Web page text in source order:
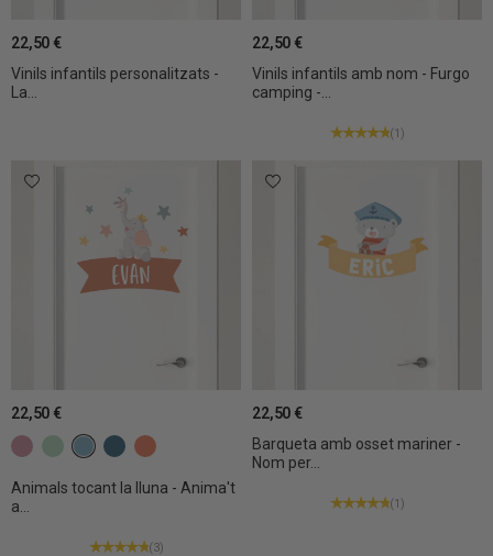
Vinils infantils personalitzats -
La...
22,50 €
Vinils infantils amb nom - Furgo
camping -...
22,50 €
(1)
Animals tocant la lluna - Anima't
a...
22,50 €
(3)
c6 Rosa gris
c15 Verd menta
c19 Blau gris
c20 Blau gris fosc
c24 MandarinaBarqueta amb osset mariner -
Nom per...
22,50 €
(1)